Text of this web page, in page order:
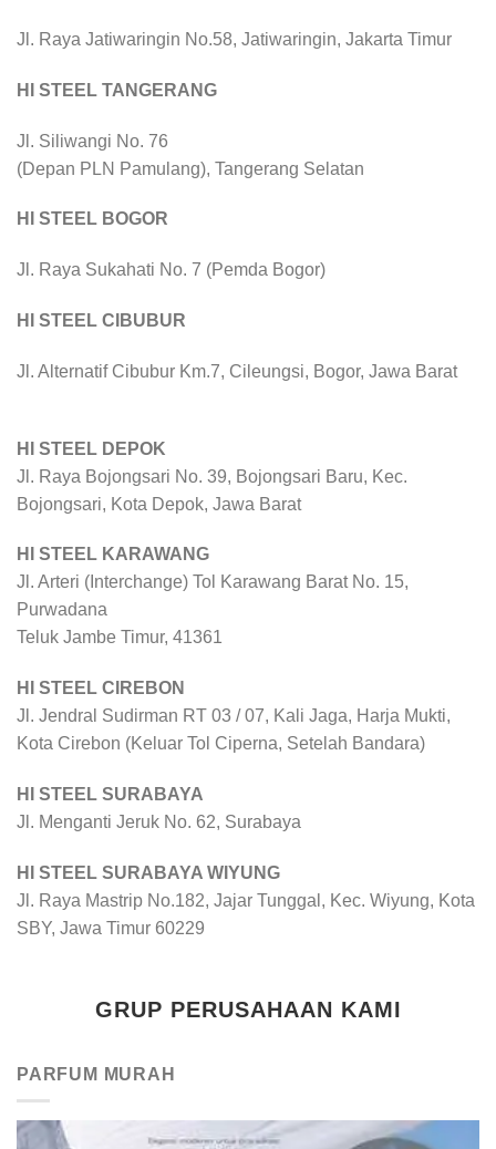
Jl. Raya Jatiwaringin No.58, Jatiwaringin, Jakarta Timur
HI STEEL TANGERANG
Jl. Siliwangi No. 76
(Depan PLN Pamulang), Tangerang Selatan
HI STEEL BOGOR
Jl. Raya Sukahati No. 7 (Pemda Bogor)
HI STEEL CIBUBUR
Jl. Alternatif Cibubur Km.7, Cileungsi, Bogor, Jawa Barat
HI STEEL DEPOK
Jl. Raya Bojongsari No. 39, Bojongsari Baru, Kec.
Bojongsari, Kota Depok, Jawa Barat
HI STEEL KARAWANG
Jl. Arteri (Interchange) Tol Karawang Barat No. 15,
Purwadana
Teluk Jambe Timur, 41361
HI STEEL CIREBON
Jl. Jendral Sudirman RT 03 / 07, Kali Jaga, Harja Mukti,
Kota Cirebon (Keluar Tol Ciperna, Setelah Bandara)
HI STEEL SURABAYA
Jl. Menganti Jeruk No. 62, Surabaya
HI STEEL SURABAYA WIYUNG
Jl. Raya Mastrip No.182, Jajar Tunggal, Kec. Wiyung, Kota
SBY, Jawa Timur 60229
GRUP PERUSAHAAN KAMI
PARFUM MURAH